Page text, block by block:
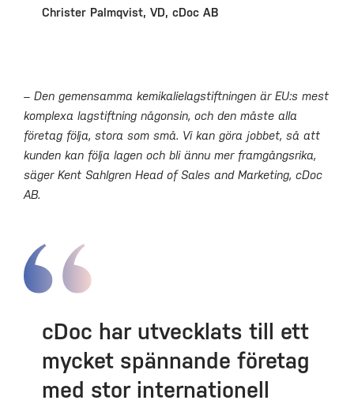
Christer Palmqvist, VD, cDoc AB
– Den gemensamma kemikalielagstiftningen är EU:s mest
komplexa lagstiftning någonsin, och den måste alla
företag följa, stora som små. Vi kan göra jobbet, så att
kunden kan följa lagen och bli ännu mer framgångsrika,
säger Kent Sahlgren Head of Sales and Marketing, cDoc
AB.
cDoc har utvecklats till ett
mycket spännande företag
med stor internationell